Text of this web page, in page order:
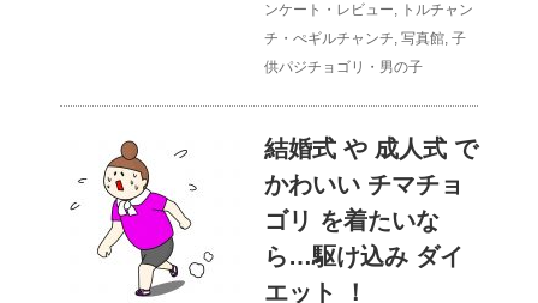
ンケート・レビュー, トルチャン
チ・ぺギルチャンチ, 写真館, 子
供パジチョゴリ・男の子
結婚式 や 成人式 で
かわいい チマチョ
ゴリ を着たいな
ら…駆け込み ダイ
エット ！